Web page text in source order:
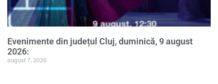
Evenimente din județul Cluj, duminică, 9 august
2026:
august 7, 2026